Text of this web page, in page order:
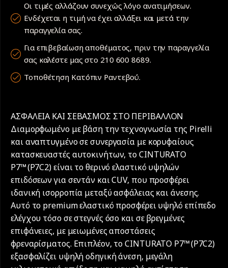
Οι τιμές αλλάζουν συνεχώς λόγο ανατιμήσεων.
Ενδέχεται η τιμή να έχει αλλάξει και μετά την
παραγγελία σας.
Για επιβεβαίωση αποθέματος, πριν την παραγγελία
σας καλέστε μας στο 210 600 8689.
Τοποθέτηση Κατόπιν Ραντεβού.
ΑΣΦΑΛΕΙΑ ΚΑΙ ΣΕΒΑΣΜΟΣ ΣΤΟ ΠΕΡΙΒΑΛΛΟΝ
Διαμορφωμένο με βάση την τεχνογνωσία της Pirelli
και αναπτυγμένο σε συνεργασία με κορυφαίους
κατασκευαστές αυτοκινήτων, το CINTURATO
P7™ (P7C2) είναι το θερινό ελαστικό υψηλών
επιδόσεων για σεντάν και CUV, που προσφέρει
ιδανική ισορροπία μεταξύ ασφάλειας και άνεσης.
Αυτό το premium ελαστικό προσφέρει υψηλό επίπεδο
ελέγχου τόσο σε στεγνές όσο και σε βρεγμένες
επιφάνειες, με μειωμένες αποστάσεις
φρεναρίσματος. Επιπλέον, το CINTURATO P7™ (P7C2)
εξασφαλίζει υψηλή οδηγική άνεση, μεγάλη